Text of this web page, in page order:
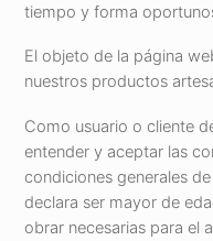
tiempo y forma
El objeto de la página
nuestros productos
Como usuario o cliente
entender y aceptar las
condiciones generales
declara ser mayor de
obrar necesarias para el